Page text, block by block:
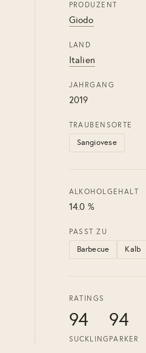
PRODUZENT
Giodo
LAND
Italien
JAHRGANG
2019
TRAUBENSORTE
Sangiovese
ALKOHOLGEHALT
14.0 %
PASST ZU
Barbecue Kalb
RATINGS
94
SUCKLING
94
PARKER